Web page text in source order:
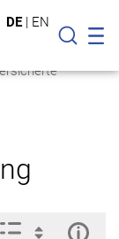
DE | EN
Suche